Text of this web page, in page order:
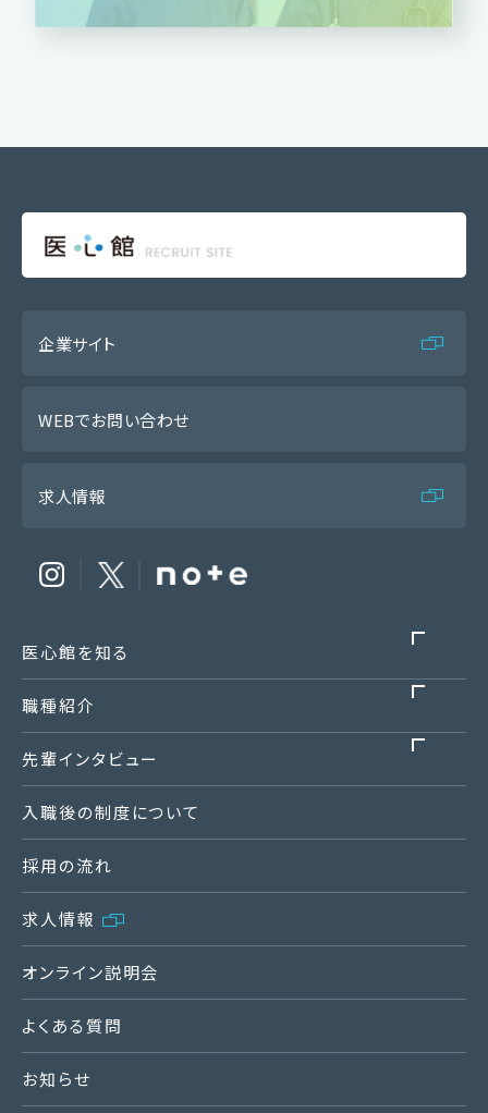
企業サイト
WEBでお問い合わせ
求人情報
医心館を知る
職種紹介
先輩インタビュー
入職後の制度について
採用の流れ
求人情報
オンライン説明会
よくある質問
お知らせ